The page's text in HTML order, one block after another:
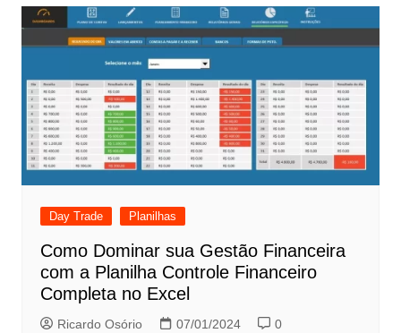
Day Trade Planilhas
Como Dominar sua Gestão Financeira
com a Planilha Controle Financeiro
Completa no Excel
Ricardo Osório 07/01/2024 0